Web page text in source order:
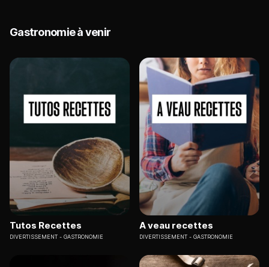
Gastronomie à venir
Tutos Recettes
DIVERTISSEMENT GASTRONOMIE
A veau recettes
DIVERTISSEMENT GASTRONOMIE